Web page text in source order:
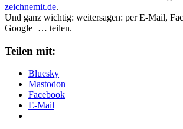
zeichnemit.de.
Und ganz wichtig: weitersagen: per E-Mail,
Google+… teilen.
Teilen mit:
Bluesky
Mastodon
Facebook
E-Mail